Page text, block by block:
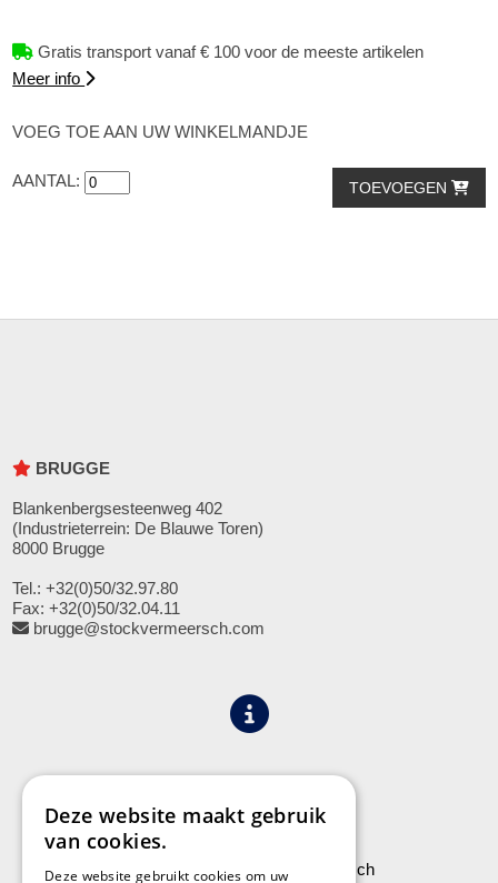
Gratis transport vanaf € 100 voor de meeste artikelen
Meer info
VOEG TOE AAN UW WINKELMANDJE
AANTAL: TOEVOEGEN
BRUGGE
Blankenbergsesteenweg 402
(Industrieterrein: De Blauwe Toren)
8000 Brugge
Tel.: +32(0)50/32.97.80
Fax: +32(0)50/32.04.11
brugge@stockvermeersch.com
Leveringen aan Stock Vermeersch
Deze website maakt gebruik
van cookies.
Deze website gebruikt cookies om uw